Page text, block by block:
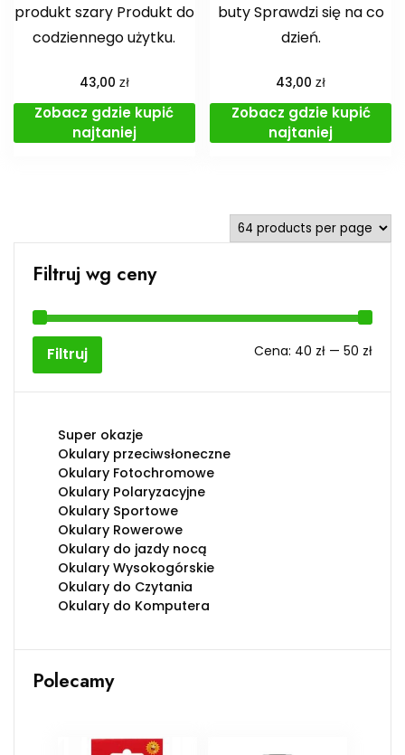
produkt szary Produkt do
codziennego użytku.
43,00 zł
Zobacz gdzie kupić
najtaniej
buty Sprawdzi się na co
dzień.
43,00zł
Zobacz gdzie kupić
najtaniej
Filtruj wg ceny
Cena
Cena
Filtruj Cena: 40 zł — 50 zł
Super okazje
Okulary przeciwsłoneczne
Okulary Fotochromowe
Okulary Polaryzacyjne
Okulary Sportowe
Okulary Rowerowe
Okulary do jazdy nocą
Okulary Wysokogórskie
Okulary do Czytania
Okulary do Komputera
Polecamy